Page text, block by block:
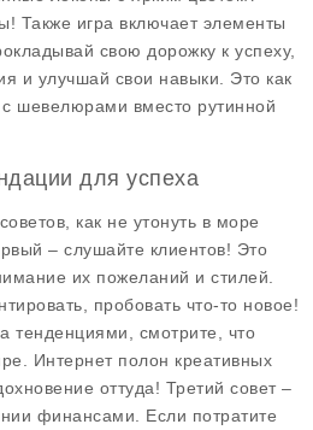
Также игра включает элементы
свою дорожку к успеху,
и улучшай свои навыки. Это как
шевелюрами вместо рутинной
для успеха
как не утонуть в море
– слушайте клиентов! Это
их пожеланий и стилей.
пробовать что-то новое!
тенденциями, смотрите, что
Интернет полон креативных
оттуда! Третий совет –
финансами. Если потратите